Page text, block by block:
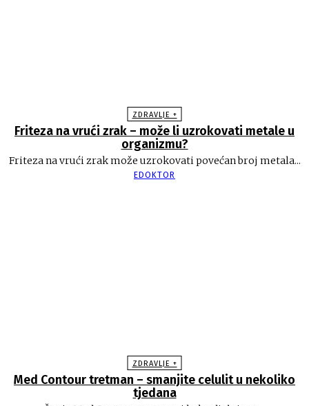
ZDRAVLJE +
Friteza na vrući zrak – može li uzrokovati metale u
organizmu?
Friteza na vrući zrak može uzrokovati povećan broj metala...
EDOKTOR
ZDRAVLJE +
Med Contour tretman – smanjite celulit u nekoliko
tjedana